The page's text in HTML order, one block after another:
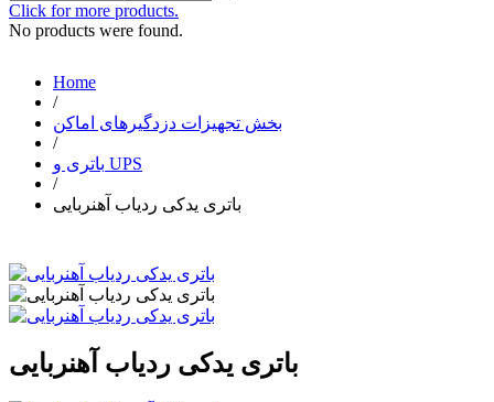
Click for more products.
No products were found.
Home
/
بخش تجهیزات دزدگیرهای اماکن
/
باتری و UPS
/
باتری یدکی ردیاب آهنربایی
باتری یدکی ردیاب آهنربایی